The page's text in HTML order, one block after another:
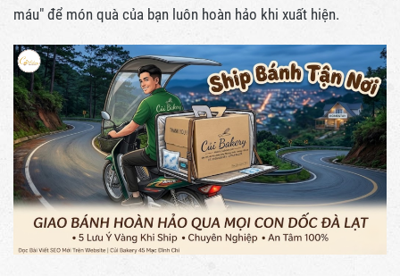
máu" để món quà của bạn luôn hoàn hảo khi xuất hiện.